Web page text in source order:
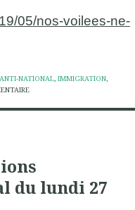
05/nos-voilees-ne-
ANTI-NATIONAL, IMMIGRATION,
du lundi 27